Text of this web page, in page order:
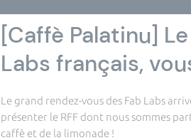
[Caffè Palatinu]
Labs français,
Le grand rendez-vous des Fab Labs
présenter le RFF dont nous sommes
caffè et de la limonade !